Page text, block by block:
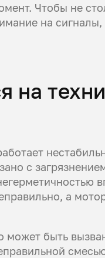
Чтобы не
на
на
с
а
может быть